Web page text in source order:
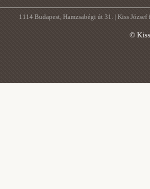
1114 Budapest, Hamzsabégi út 31. | Kiss
©